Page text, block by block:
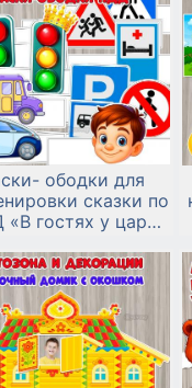
ободки для
сказки по
гостях у царя